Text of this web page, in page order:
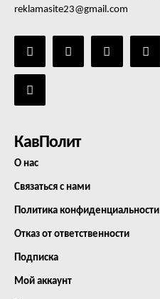
reklamasite23@gmail.com
КавПолит
О нас
Связаться с нами
Политика конфиденциальности
Отказ от ответственности
Подписка
Мой аккаунт